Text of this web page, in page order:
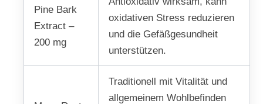
Pine Bark
Extract –
200 mg
oxidativen Stress reduzieren
und die Gefäßgesundheit
unterstützen.
Traditionell mit Vitalität und
allgemeinem Wohlbefinden